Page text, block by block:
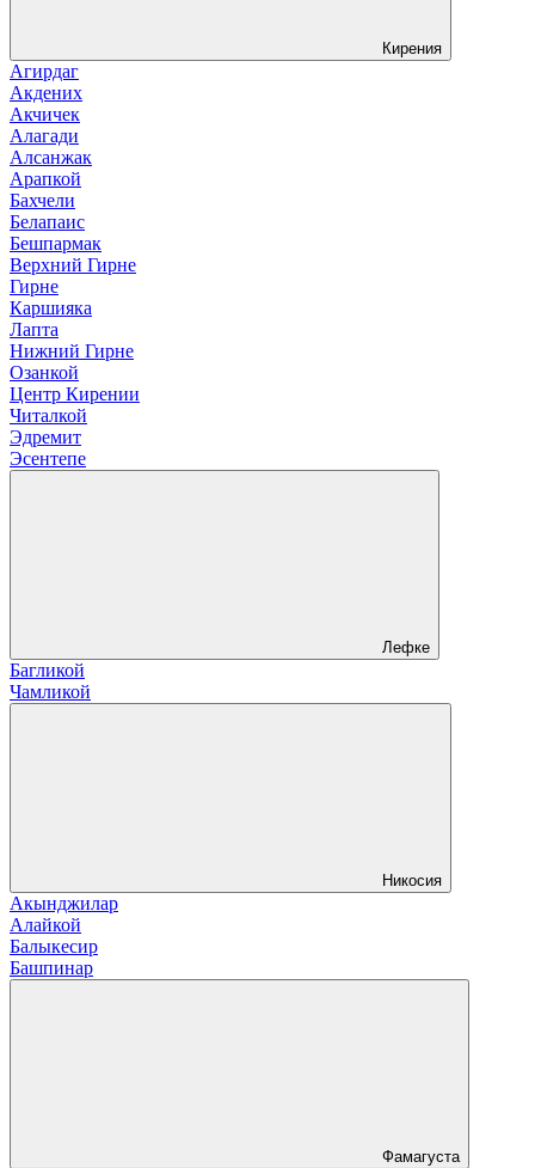
Кирения
Агирдаг
Акдених
Акчичек
Алагади
Алсанжак
Арапкой
Бахчели
Белапаис
Бешпармак
Верхний Гирне
Гирне
Каршияка
Лапта
Нижний Гирне
Озанкой
Центр Кирении
Читалкой
Эдремит
Эсентепе
Лефке
Багликой
Чамликой
Никосия
Акынджилар
Алайкой
Балыкесир
Башпинар
Фамагуста